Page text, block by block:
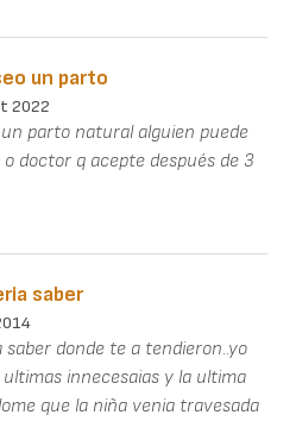
un parto
2022
parto natural alguien puede
doctor q acepte después de 3
saber
donde te a tendieron..yo
innecesaias y la ultima
que la niña venia travesada